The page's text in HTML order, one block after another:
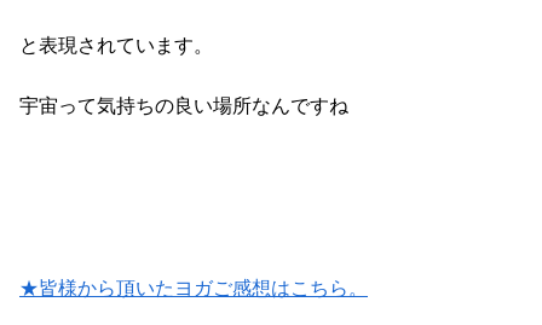
と表現されています。
宇宙って気持ちの良い場所なんですね
★皆様から頂いたヨガご感想はこちら。